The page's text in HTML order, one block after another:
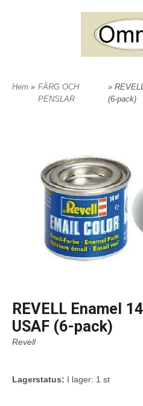
Hem » FÄRG OCH
PENSLAR
»
(6-pack)
REVELL Enamel
USAF (6-pack)
Revell
Lagerstatus: I lager: 1 st